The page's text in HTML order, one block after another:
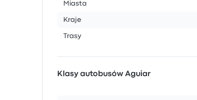
Miasta
Kraje
Trasy
Klasy autobusów Aguiar